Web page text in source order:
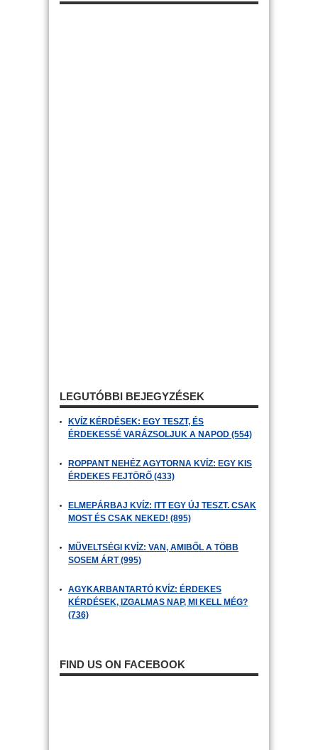
LEGUTÓBBI BEJEGYZÉSEK
KVÍZ KÉRDÉSEK: EGY TESZT, ÉS
ÉRDEKESSÉ VARÁZSOLJUK A NAPOD (554)
ROPPANT NEHÉZ AGYTORNA KVÍZ: EGY KIS
ÉRDEKES FEJTÖRŐ (433)
ELMEPÁRBAJ KVÍZ: ITT EGY ÚJ TESZT. CSAK
MOST ÉS CSAK NEKED! (895)
MŰVELTSÉGI KVÍZ: VAN, AMIBŐL A TÖBB
SOSEM ÁRT (995)
AGYKARBANTARTÓ KVÍZ: ÉRDEKES
KÉRDÉSEK, IZGALMAS NAP, MI KELL MÉG?
(736)
FIND US ON FACEBOOK